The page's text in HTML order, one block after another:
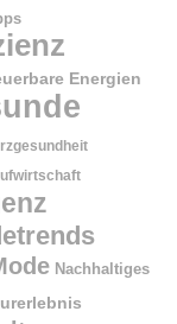
Energien
Nachhaltiges